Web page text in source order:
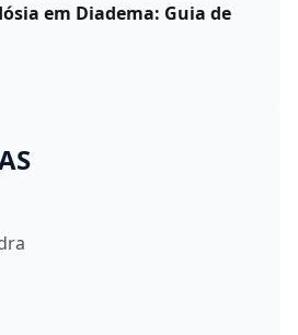
em Diadema: Guia de